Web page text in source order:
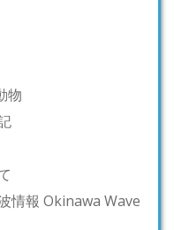
物
情報 Okinawa Wave